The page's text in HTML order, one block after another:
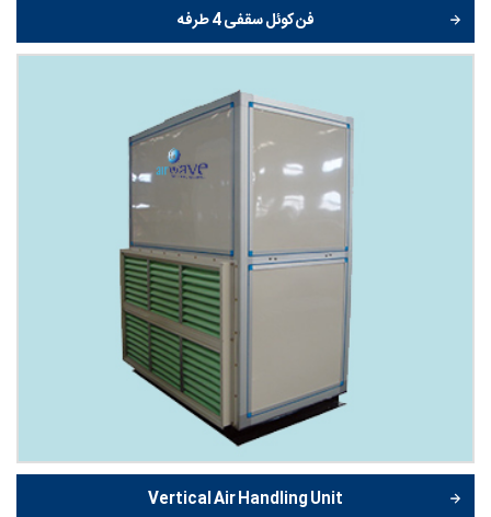
فن کوئل سقفی 4 طرفه
Vertical Air Handling Unit